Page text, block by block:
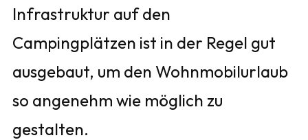
Infrastruktur auf den
Campingplätzen ist in der Regel gut
ausgebaut, um den Wohnmobilurlaub
so angenehm wie möglich zu
gestalten.